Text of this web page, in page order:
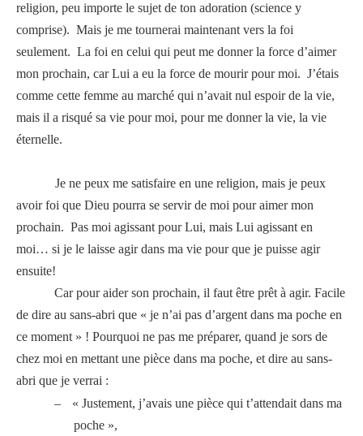
religion, peu importe le sujet de ton adoration (science y
comprise). Mais je me tournerai maintenant vers la foi
seulement. La foi en celui qui peut me donner la force d’aimer
mon prochain, car Lui a eu la force de mourir pour moi. J’étais
comme cette femme au marché qui n’avait nul espoir de la vie,
mais il a risqué sa vie pour moi, pour me donner la vie, la vie
éternelle.
Je ne peux me satisfaire en une religion, mais je peux
avoir foi que Dieu pourra se servir de moi pour aimer mon
prochain. Pas moi agissant pour Lui, mais Lui agissant en
moi… si je le laisse agir dans ma vie pour que je puisse agir
ensuite!
Car pour aider son prochain, il faut être prêt à agir. Facile
de dire au sans-abri que « je n’ai pas d’argent dans ma poche en
ce moment » ! Pourquoi ne pas me préparer, quand je sors de
chez moi en mettant une pièce dans ma poche, et dire au sans-
abri que je verrai :
–
« Justement, j’avais une pièce qui t’attendait dans ma
poche »,